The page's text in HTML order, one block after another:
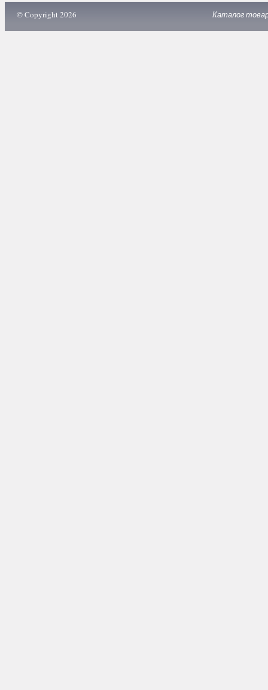
© Copyright 2026 Каталог